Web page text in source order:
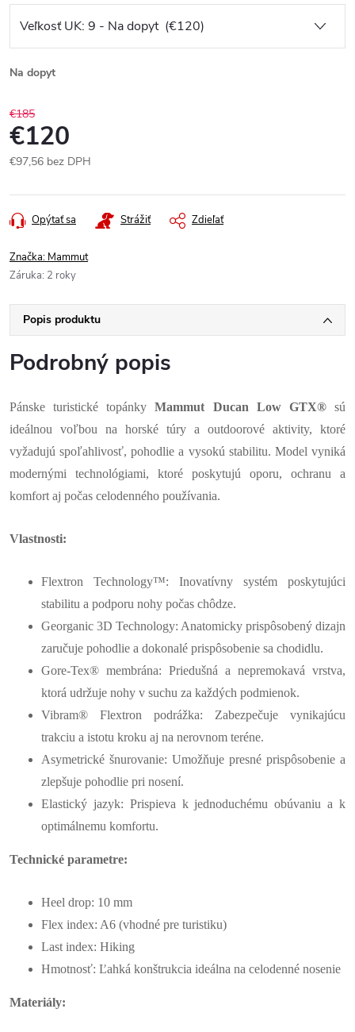
Na dopyt
€185
€120
€97,56 bez DPH
cena:
Opýtať sa Strážiť Zdieľať
Značka: Mammut
Záruka: 2 roky
Popis produktu
Podrobný popis
Pánske turistické topánkyMammut Ducan Low GTX®sú
ideálnou voľbou na horské túry a outdoorové aktivity, ktoré
vyžadujú spoľahlivosť, pohodlie a vysokú stabilitu. Model vyniká
modernými technológiami, ktoré poskytujú oporu, ochranu a
komfort aj počas celodenného používania.
Vlastnosti:
Flextron Technology™: Inovatívny systém poskytujúci
stabilitu a podporu nohy počas chôdze.
Georganic 3D Technology: Anatomicky prispôsobený dizajn
zaručuje pohodlie a dokonalé prispôsobenie sa chodidlu.
Gore-Tex® membrána: Priedušná a nepremokavá vrstva,
ktorá udržuje nohy v suchu za každých podmienok.
Vibram® Flextron podrážka: Zabezpečuje vynikajúcu
trakciu a istotu kroku aj na nerovnom teréne.
Asymetrické šnurovanie: Umožňuje presné prispôsobenie a
zlepšuje pohodlie pri nosení.
Elastický jazyk: Prispieva k jednoduchému obúvaniu a k
optimálnemu komfortu.
Technické parametre:
Heel drop: 10 mm
Flex index: A6 (vhodné pre turistiku)
Last index: Hiking
Hmotnosť: Ľahká konštrukcia ideálna na celodenné nosenie
Materiály: